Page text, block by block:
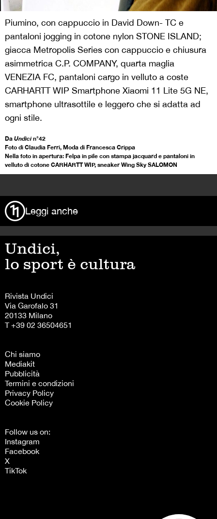
Piumino, con cappuccio in David Down- TC e
pantaloni jogging in cotone nylon STONE ISLAND;
giacca Metropolis Series con cappuccio e chiusura
asimmetrica C.P. COMPANY, quarta maglia
VENEZIA FC, pantaloni cargo in velluto a coste
CARHARTT WIP Smartphone Xiaomi 11 Lite 5G NE,
smartphone ultrasottile e leggero che si adatta ad
ogni stile.
Da Undicin°42
Foto di Claudia Ferri, Moda di Francesca Crippa
Nella foto in apertura: Felpa in pile con stampa jacquard e pantaloni in
velluto di cotone CARHARTT WIP, sneaker Wing Sky SALOMON
Leggi anche
Undici,
lo sport è cultura
Rivista Undici
Via Garofalo 31
20133 Milano
T +39 02 36504651
Chi siamo
Mediakit
Pubblicità
Termini e condizioni
Privacy Policy
Cookie Policy
Follow us on:
Instagram
Facebook
X
TikTok